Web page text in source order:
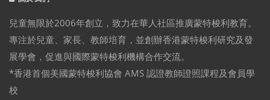
兒童無限於2006年創立，致力在華人社區推廣蒙特梭利教育。
專注於兒童、家長、教師培育，並創辦香港蒙特梭利研究及發
展學會，促進與國際蒙特梭利機構合作交流。
*香港首個美國蒙特梭利協會 AMS 認證教師證照課程及會員學
校